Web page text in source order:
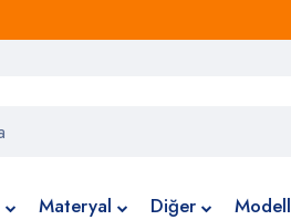
Materyal Diğer